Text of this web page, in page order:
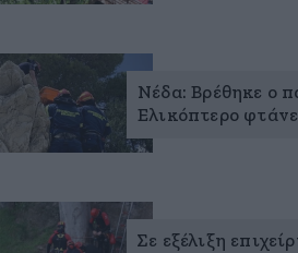
Νέδα: Βρέθηκε ο
Ελικόπτερο
Σε εξέλιξη